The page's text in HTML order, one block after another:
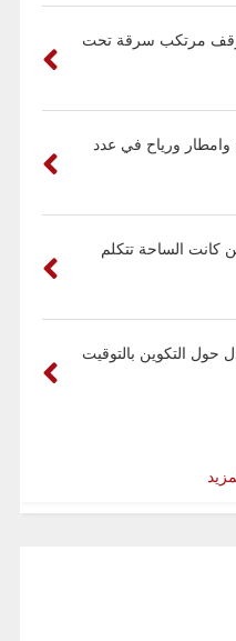
مرتكب سرقة تحت
وامطار ورياح في عدد
كما سمعها كولان/ 5.. حين كانت الساحة تتكلم
حول التكوين بالتوقيت